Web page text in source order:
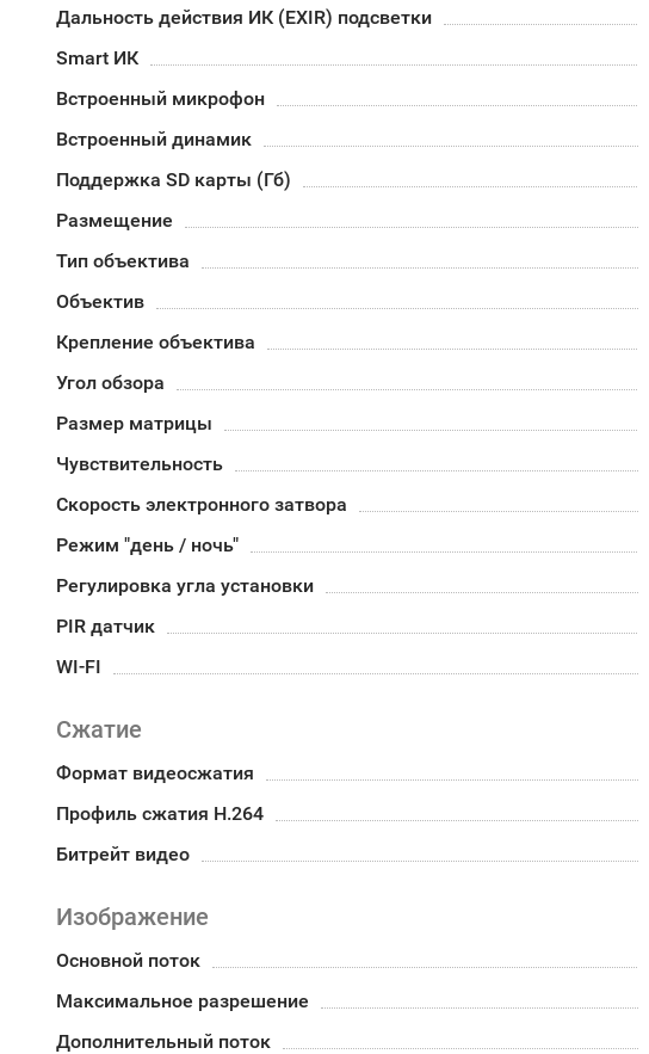
Дальность действия ИК (EXIR) подсветки
Smart ИК
Встроенный микрофон
Встроенный динамик
Поддержка SD карты (Гб)
Размещение
Тип объектива
Объектив
Крепление объектива
Угол обзора
Размер матрицы
Чувствительность
Скорость электронного затвора
Режим "день / ночь"
Регулировка угла установки
PIR датчик
WI-FI
Сжатие
Формат видеосжатия
Профиль сжатия H.264
Битрейт видео
Изображение
Основной поток
Максимальное разрешение
Дополнительный поток